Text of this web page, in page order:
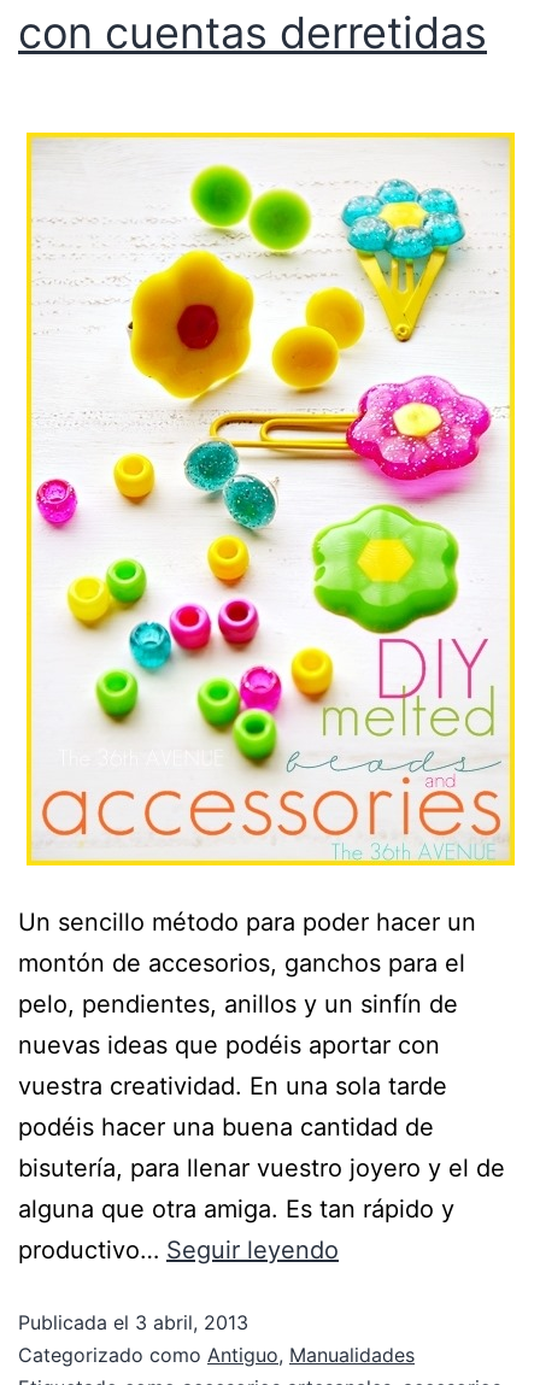
con cuentas derretidas
Un sencillo método para poder hacer un
montón de accesorios, ganchos para el
pelo, pendientes, anillos y un sinfín de
nuevas ideas que podéis aportar con
vuestra creatividad. En una sola tarde
podéis hacer una buena cantidad de
bisutería, para llenar vuestro joyero y el de
alguna que otra amiga. Es tan rápido y
productivo… Seguir leyendo
Publicada el 3 abril, 2013
Categorizado como Antiguo, Manualidades